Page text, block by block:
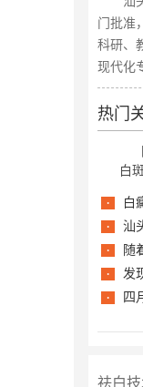
门批准
科研、
现代化
热门
白
· 白
· 汕
· 随
· 发
· 四
祛白